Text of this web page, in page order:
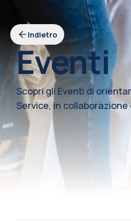
Indietro
Eventi
Scopri gli Eventi di
Service, in collaborazione